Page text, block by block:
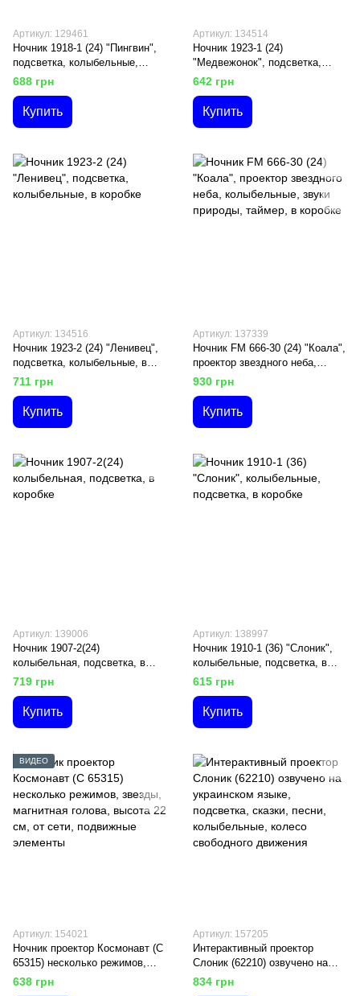
Артикул: 129461
Ночник 1918-1 (24) "Пингвин",
подсветка, колыбельные,
глазки с глитерным
напылением, в коробке
688 грн
Купить
Артикул: 134514
Ночник 1923-1 (24)
"Медвежонок", подсветка,
колыбельные, в коробке
642 грн
Купить
Артикул: 134516
Ночник 1923-2 (24) "Ленивец",
подсветка, колыбельные, в
коробке
711 грн
Купить
Артикул: 137339
Ночник FM 666-30 (24) "Коала",
проектор звездного неба,
колыбельные, звуки природы,
таймер, в коробке
930 грн
Купить
Артикул: 139006
Ночник 1907-2(24)
колыбельная, подсветка, в
коробке
719 грн
Купить
Артикул: 138997
Ночник 1910-1 (36) "Слоник",
колыбельные, подсветка, в
коробке
615 грн
Купить
ВИДЕО
Артикул: 154021
Ночник проектор Космонавт (C
65315) несколько режимов,
звезды, магнитная голова,
высота 22 см, от сети,
638 грн
Артикул: 157205
Интерактивный проектор
Слоник (62210) озвучено на
украинском языке, подсветка,
сказки, песни, колыбельные,
834 грн